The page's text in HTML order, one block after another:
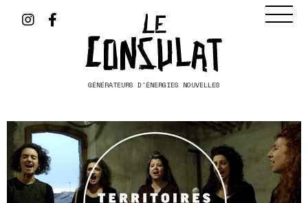
GÉNÉRATEURS D'ÉNERGIES NOUVELLES